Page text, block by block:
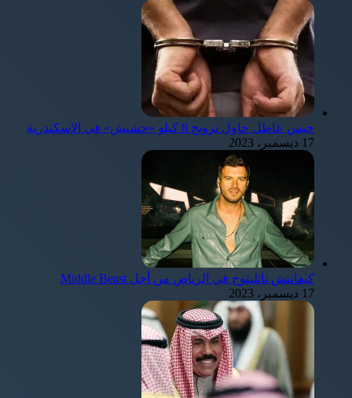
حبس عاطل حاول ترويج 8 كيلو «حشيش» في الإسكندرية
17 ديسمبر، 2023
كيفانتش تاتليتوج في الرياض من أجل Middle Beast
17 ديسمبر، 2023